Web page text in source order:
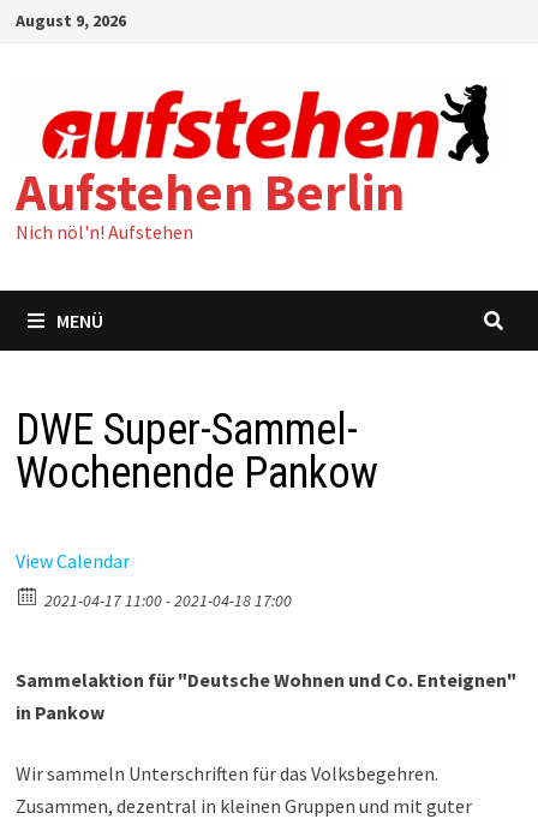
ZumAugust 9, 2026
Aufstehen Berlin
Nich nöl'n! Aufstehen
MENÜ
DWE Super-Sammel-
Wochenende Pankow
View Calendar
2021-04-17 11:00 - 2021-04-18 17:00
Sammelaktion für "Deutsche Wohnen und Co. Enteignen"
in Pankow
Wir sammeln Unterschriften für das Volksbegehren.
Zusammen, dezentral in kleinen Gruppen und mit guter